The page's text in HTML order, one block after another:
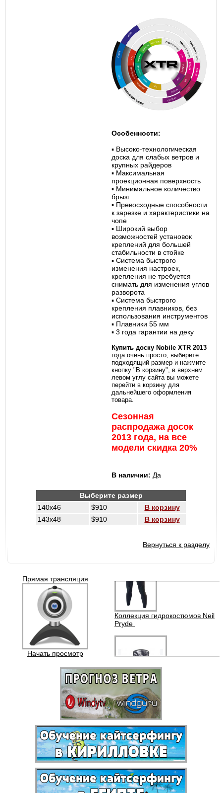
Особенности:
▪ Высоко-технологическая
доска для слабых ветров и
крупных райдеров
▪ Максимальная
проекционная поверхность
▪ Минимальное количество
брызг
▪ Превосходные способности
к зарезке и характеристики на
чопе
▪ Широкий выбор
возможностей установок
креплений для большей
стабильности в стойке
▪ Система быстрого
изменения настроек,
крепления не требуется
снимать для изменения углов
разворота
▪ Система быстрого
крепления плавников, без
использования инструментов
▪ Плавники 55 мм
▪ 3 года гарантии на деку
Купить доску Nobile XTR 2013
года очень просто, выберите
подходящий размер и нажмите
кнопку "В корзину", в верхнем
левом углу сайта вы можете
перейти в корзину для
дальнейшего оформления
товара.
Сезонная
распродажа досок
2013 года, на все
модели скидка 20%
В наличии: Да
Выберите размер
140x46
$910
В корзину
143x48
$910 В корзину
Вернуться к разделу
Прямая трансляция
Начать просмотр
Kiteprotect - жидкость для
восстановления кайта
Очки для кайтсерфинга Kiteam
Спортивные очки Seaspecs
Коллекция гидрокостюмов Neil
Pryde
Аквапаки (водонепроницаемые
чехлы)
ШКОЛА